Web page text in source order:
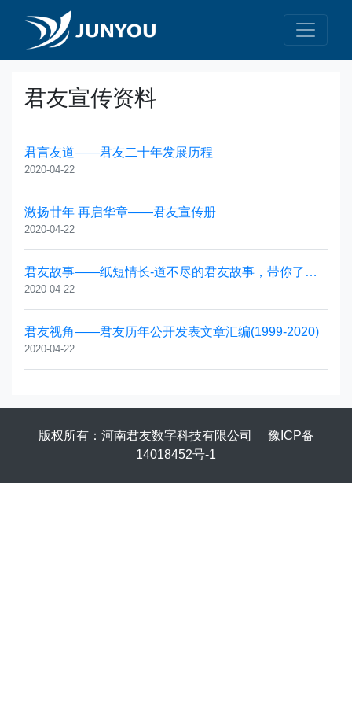
君友宣传资料
君言友道——君友二十年发展历程
2020-04-22
激扬廿年 再启华章——君友宣传册
2020-04-22
君友故事——纸短情长-道不尽的君友故事，带你了解君友团队成员的成长故事
2020-04-22
君友视角——君友历年公开发表文章汇编(1999-2020)
2020-04-22
版权所有：河南君友数字科技有限公司 豫ICP备
14018452号-1